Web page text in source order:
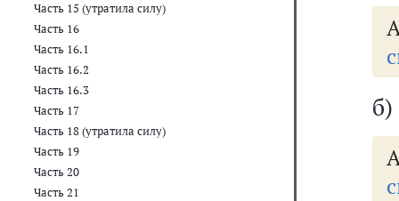
Часть 15 (утратила силу)
Часть 16
Часть 16.1
Часть 16.2
Часть 16.3
Часть 17
Часть 18 (утратила силу)
Часть 19
Часть 20
Часть 21